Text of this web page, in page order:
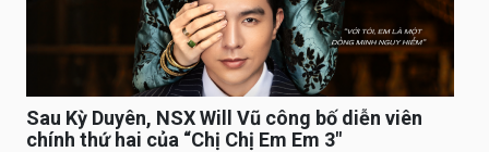
Sau Kỳ Duyên, NSX Will Vũ công bố diễn viên
chính thứ hai của “Chị Chị Em Em 3″